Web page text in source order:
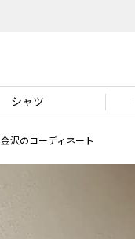
シャツ
金沢のコーディネート